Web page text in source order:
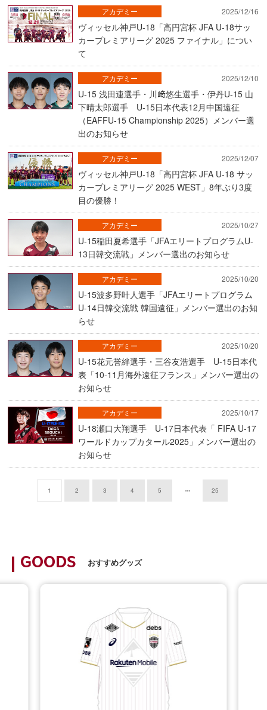
2025/12/16
ヴィッセル神戸U-18「高円宮杯 JFA U-18サッ
カープレミアリーグ 2025 ファイナル」につい
て
アカデミー
2025/12/10
U-15 浅田連選手・川﨑悠生選手・伊丹U-15 山
下晴太郎選手 U-15日本代表12月中国遠征
（EAFFU-15 Championship 2025）メンバー選
出のお知らせ
アカデミー
2025/12/07
ヴィッセル神戸U-18「高円宮杯 JFA U-18 サッ
カープレミアリーグ 2025 WEST」8年ぶり3度
目の優勝！
アカデミー
2025/10/27
U-15稲田夏希選手「JFAエリートプログラムU-
13日韓交流戦」メンバー選出のお知らせ
アカデミー
2025/10/20
U-15波多野叶人選手「JFAエリートプログラム
U-14日韓交流戦 韓国遠征」メンバー選出のお知
らせ
アカデミー
2025/10/20
U-15花元誉絆選手・三谷友浩選手 U-15日本代
表「10-11月海外遠征フランス」メンバー選出の
お知らせ
アカデミー
2025/10/17
U-18瀬口大翔選手 U-17日本代表「 FIFA U-17
ワールドカップカタール2025」メンバー選出の
お知らせ
アカデミー
1 2 3 4 5 25
GOODS おすすめグッズ